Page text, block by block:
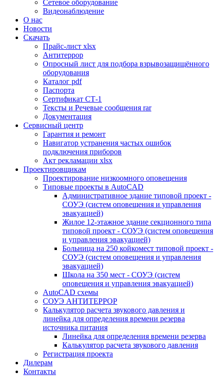
Сетевое оборудование
Видеонаблюдение
О нас
Новости
Скачать
Прайс-лист xlsx
Антитеррор
Опросный лист для подбора взрывозащищённого
оборудования
Каталог pdf
Паспорта
Сертификат СТ-1
Тексты и Речевые сообщения rar
Документация
Сервисный центр
Гарантия и ремонт
Навигатор устранения частых ошибок
подключения приборов
Акт рекламации xlsx
Проектировщикам
Проектирование низкоомного оповещения
Типовые проекты в AutoCAD
Административное здание типовой проект -
СОУЭ (систем оповещения и управления
эвакуацией)
Жилое 12-этажное здание секционного типа
типовой проект - СОУЭ (систем оповещения
и управления эвакуацией)
Больница на 250 койкомест типовой проект -
СОУЭ (систем оповещения и управления
эвакуацией)
Школа на 350 мест - СОУЭ (систем
оповещения и управления эвакуацией)
AutoCAD схемы
СОУЭ АНТИТЕРРОР
Калькулятор расчета звукового давления и
линейка для определения времени резерва
источника питания
Линейка для определения времени резерва
Калькулятор расчета звукового давления
Регистрация проекта
Дилерам
Контакты